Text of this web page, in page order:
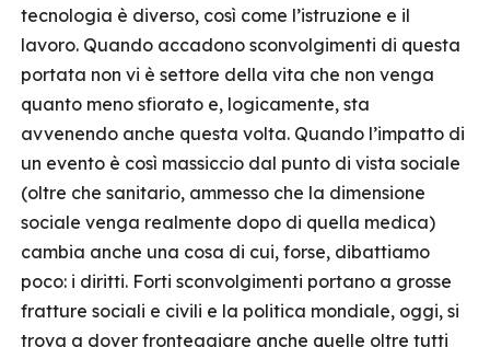
tecnologia è diverso, così come l’istruzione e il
lavoro. Quando accadono sconvolgimenti di questa
portata non vi è settore della vita che non venga
quanto meno sfiorato e, logicamente, sta
avvenendo anche questa volta. Quando l’impatto di
un evento è così massiccio dal punto di vista sociale
(oltre che sanitario, ammesso che la dimensione
sociale venga realmente dopo di quella medica)
cambia anche una cosa di cui, forse, dibattiamo
poco: i diritti. Forti sconvolgimenti portano a grosse
fratture sociali e civili e la politica mondiale, oggi, si
trova a dover fronteggiare anche quelle oltre tutti